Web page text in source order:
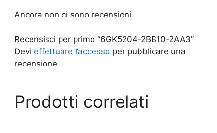
Ancora non ci sono recensioni.
Recensisci per primo “6GK5204-2BB10-2AA3”
Devi effettuare l’accesso per pubblicare una
recensione.
Prodotti correlati